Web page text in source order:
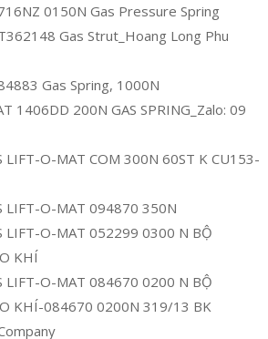
0150N Gas Pressure Spring
Gas Strut_Hoang Long Phu
Gas Spring, 1000N
1406DD 200N GAS SPRING_Zalo: 09
LIFT-O-MAT COM 300N 60ST K CU153-
LIFT-O-MAT 094870 350N
LIFT-O-MAT 052299 0300 N BỘ
KHÍ
LIFT-O-MAT 084670 0200 N BỘ
KHÍ-084670 0200N 319/13 BK